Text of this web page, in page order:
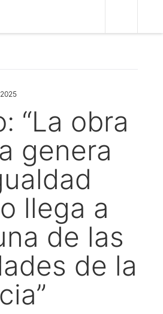
“La obra
genera
llega a
de las
de la